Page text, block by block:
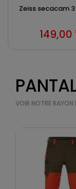
Zeiss secacam 3
149,00
VOIR NOTRE RAYON